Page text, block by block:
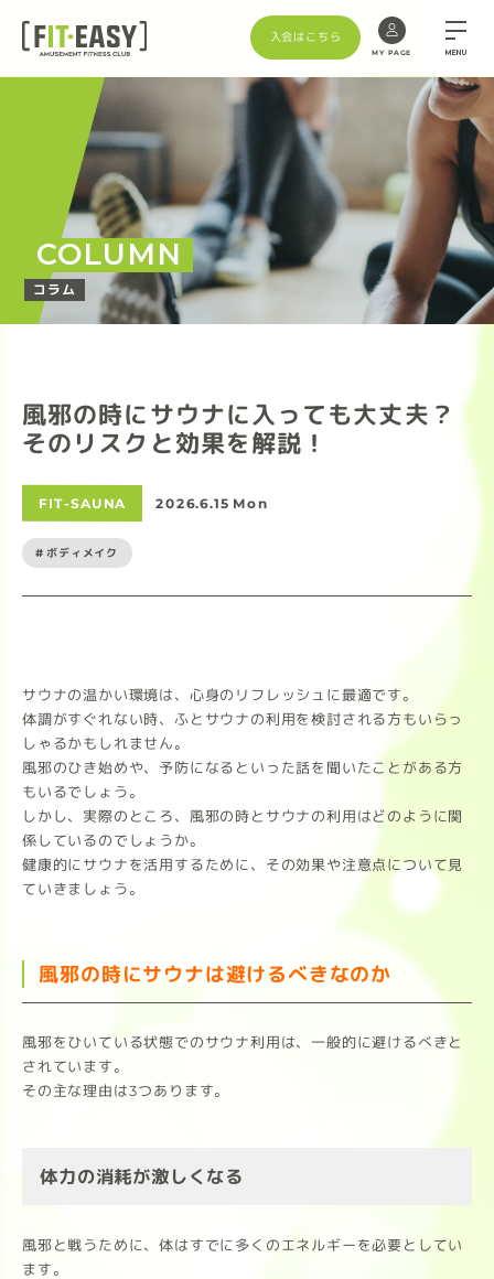
入会はこちら
MY PAGE MENU
COLUMN
コラム
風邪の時にサウナに入っても大丈夫？
そのリスクと効果を解説！
FIT-SAUNA 2026.6.15 Mon
#ボディメイク
サウナの温かい環境は、心身のリフレッシュに最適です。
体調がすぐれない時、ふとサウナの利用を検討される方もいらっ
しゃるかもしれません。
風邪のひき始めや、予防になるといった話を聞いたことがある方
もいるでしょう。
しかし、実際のところ、風邪の時とサウナの利用はどのように関
係しているのでしょうか。
健康的にサウナを活用するために、その効果や注意点について見
ていきましょう。
風邪の時にサウナは避けるべきなのか
風邪をひいている状態でのサウナ利用は、一般的に避けるべきと
されています。
その主な理由は3つあります。
体力の消耗が激しくなる
風邪と戦うために、体はすでに多くのエネルギーを必要としてい
ます。